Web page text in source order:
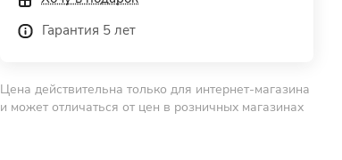
Гарантия 5 лет
Цена действительна только для интернет-магазина
и может отличаться от цен в розничных магазинах